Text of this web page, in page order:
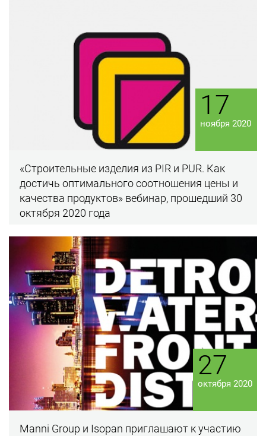
«Строительные изделия из PIR и PUR. Как
достичь оптимального соотношения цены и
качества продуктов» вебинар, прошедший 30
октября 2020 года
17
ноября 2020
Manni Group и Isopan приглашают к участию
27
октября 2020